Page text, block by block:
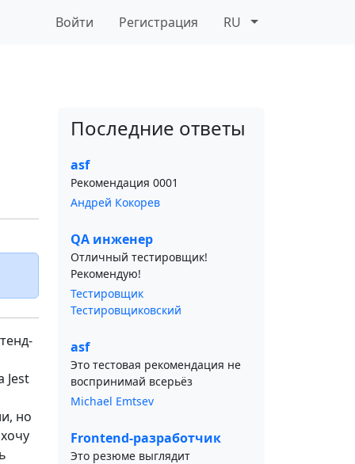
Войти Регистрация RU
Jest
но
Последние ответы
asf
Рекомендация 0001
Андрей Кокорев
QA инженер
Отличный тестировщик!
Рекомендую!
Тестировщик
Тестировщиковский
asf
Это тестовая рекомендация не
воспринимай всерьёз
Michael Emtsev
Frontend-разработчик
Это резюме выглядит